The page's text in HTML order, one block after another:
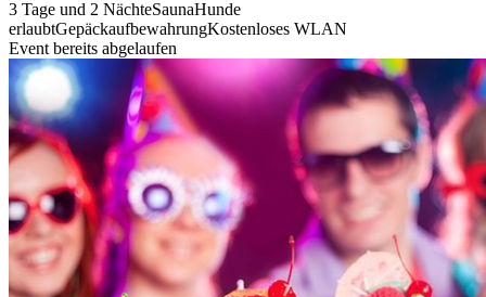
3 Tage und 2 NächteSaunaHunde
erlaubtGepäckaufbewahrungKostenloses WLAN
Event bereits abgelaufen